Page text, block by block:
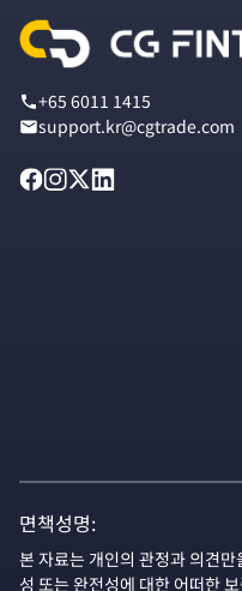
+65 6011 1415
support.kr@cgtrade.com
면책성명:
본 자료는 개인의 관정과 의견
성 또는 완전성에 대한 어떠한